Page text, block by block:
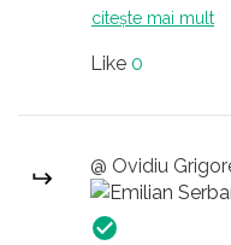
identificat
citește mai mult
Like 0
@ Ovidiu